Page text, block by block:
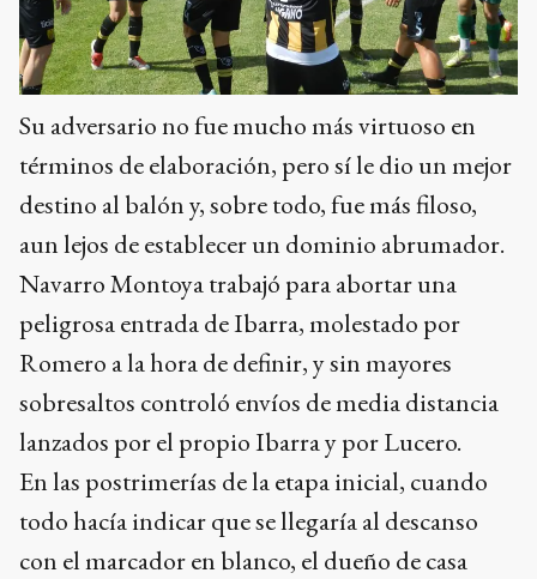
Su adversario no fue mucho más virtuoso en
términos de elaboración, pero sí le dio un mejor
destino al balón y, sobre todo, fue más filoso,
aun lejos de establecer un dominio abrumador.
Navarro Montoya trabajó para abortar una
peligrosa entrada de Ibarra, molestado por
Romero a la hora de definir, y sin mayores
sobresaltos controló envíos de media distancia
lanzados por el propio Ibarra y por Lucero.
En las postrimerías de la etapa inicial, cuando
todo hacía indicar que se llegaría al descanso
con el marcador en blanco, el dueño de casa